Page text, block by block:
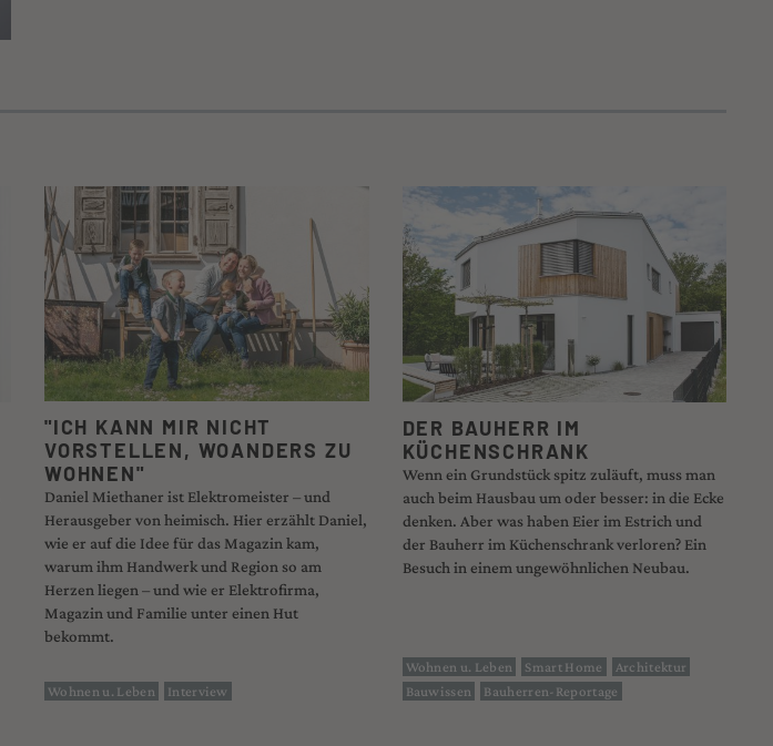
"ICH KANN MIR NICHT
VORSTELLEN, WOANDERS ZU
WOHNEN"
Daniel Miethaner ist Elektromeister – und
Herausgeber von heimisch. Hier erzählt Daniel,
wie er auf die Idee für das Magazin kam,
warum ihm Handwerk und Region so am
Herzen liegen – und wie er Elektrofirma,
Magazin und Familie unter einen Hut
bekommt.
Wohnen u. Leben Interview
DER BAUHERR IM
KÜCHENSCHRANK
Wenn ein Grundstück spitz zuläuft, muss man
auch beim Hausbau um oder besser: in die Ecke
denken. Aber was haben Eier im Estrich und
der Bauherr im Küchenschrank verloren? Ein
Besuch in einem ungewöhnlichen Neubau.
Wohnen u. Leben Smart Home
Architektur
Bauwissen
Bauherren-Reportage